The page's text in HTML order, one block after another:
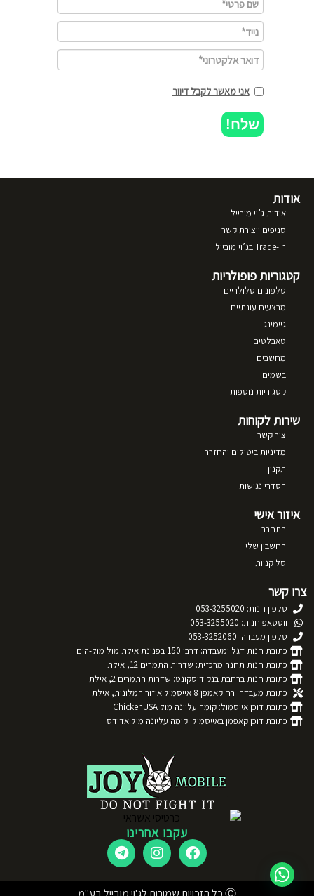
אני מאשר לקבל דיוור
שלח!
אודות
אודות ג’וי מובייל
סניפים ויצירת קשר
Trade-In בג’וי מובייל
קטגוריות פופולריות
טלפונים סלולריים
מבצעים עונתיים
גיימינג
טאבלטים
מחשבים
בשמים
קטגוריות נוספות
שירות לקוחות
צור קשר
מדיניות ביטולים והחזרה
תקנון
הסדרי נגישות
איזור אישי
התחבר
החשבון שלי
סל קניות
צרו קשר
טלפון חנות: 053-3255020
ווטסאפ חנות: 053-3255020
טלפון מעבדה: 053-3252060
כתובת חנות דגל ומעבדה: דרבן 150 בפנינת אילת מול מול-הים
כתובת חנות תחנה מרכזית: שדרות התמרים 12, אילת
כתובת חנות ברחבת בנק דיסקונט: שדרות התמרים 2, אילת
כתובת מעבדה: רח קאמפן 8 אייסמול איזור המלונות, אילת
כתובת דוכן אייסמול: קומה עליונה מול ChickenUSA
כתובת דוכן קאפמן באייסמול: קומה עליונה מול אדידס
עקבו אחרינו